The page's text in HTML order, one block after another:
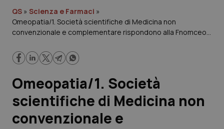
Governo e Parlamento
Regioni e Asl
Lavoro e Professioni
Scienza e Farmaci
Studi e Analisi
QS » Scienza e Farmaci »
Omeopatia/1. Società scientifiche di Medicina non
convenzionale e complementare rispondono alla Fnomceo:
Omeopatia/1. Società
scientifiche di Medicina non
convenzionale e